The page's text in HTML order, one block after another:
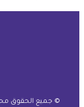
© جميع الحقوق